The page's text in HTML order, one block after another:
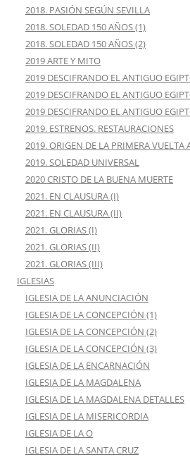
2018. PASIÓN SEGÚN SEVILLA
2018. SOLEDAD 150 AÑOS (1)
2018. SOLEDAD 150 AÑOS (2)
2019 ARTE Y MITO
2019 DESCIFRANDO EL ANTIGUO
2019 DESCIFRANDO EL ANTIGUO
2019 DESCIFRANDO EL ANTIGUO
2019. ESTRENOS. RESTAURACIONES
2019. ORIGEN DE LA PRIMERA
2019. SOLEDAD UNIVERSAL
2020 CRISTO DE LA BUENA MUERTE
2021. EN CLAUSURA (I)
2021. EN CLAUSURA (II)
2021. GLORIAS (I)
2021. GLORIAS (II)
2021. GLORIAS (III)
IGLESIAS
IGLESIA DE LA ANUNCIACIÓN
IGLESIA DE LA CONCEPCIÓN (1)
IGLESIA DE LA CONCEPCIÓN (2)
IGLESIA DE LA CONCEPCIÓN (3)
IGLESIA DE LA ENCARNACIÓN
IGLESIA DE LA MAGDALENA
IGLESIA DE LA MAGDALENA DETALLES
IGLESIA DE LA MISERICORDIA
IGLESIA DE LA O
IGLESIA DE LA SANTA CRUZ